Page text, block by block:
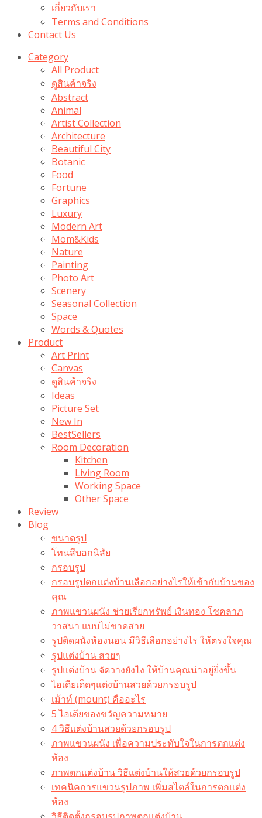
เกี่ยวกับเรา
Terms and Conditions
Contact Us
Category
All Product
ดูสินค้าจริง
Abstract
Animal
Artist Collection
Architecture
Beautiful City
Botanic
Food
Fortune
Graphics
Luxury
Modern Art
Mom&Kids
Nature
Painting
Photo Art
Scenery
Seasonal Collection
Space
Words & Quotes
Product
Art Print
Canvas
ดูสินค้าจริง
Ideas
Picture Set
New In
BestSellers
Room Decoration
Kitchen
Living Room
Working Space
Other Space
Review
Blog
ขนาดรูป
โทนสีบอกนิสัย
กรอบรูป
กรอบรูปตกแต่งบ้านเลือกอย่างไรให้เข้ากับบ้านของ
คุณ
ภาพแขวนผนัง ช่วยเรียกทรัพย์ เงินทอง โชคลาภ
วาสนา แบบไม่ขาดสาย
รูปติดผนังห้องนอน มีวิธีเลือกอย่างไร ให้ตรงใจคุณ
รูปแต่งบ้าน สวยๆ
รูปแต่งบ้าน จัดวางยังไง ให้บ้านคุณน่าอยู่ยิ่งขึ้น
ไอเดียเด็ดๆแต่งบ้านสวยด้วยกรอบรูป
เม้าท์ (mount) คืออะไร​
5 ไอเดียของขวัญความหมาย
4 วิธีแต่งบ้านสวยด้วยกรอบรูป
ภาพแขวนผนัง เพื่อความประทับใจในการตกแต่ง
ห้อง
ภาพตกแต่งบ้าน วิธีแต่งบ้านให้สวยด้วยกรอบรูป
เทคนิคการแขวนรูปภาพ เพิ่มสไตล์ในการตกแต่ง
ห้อง